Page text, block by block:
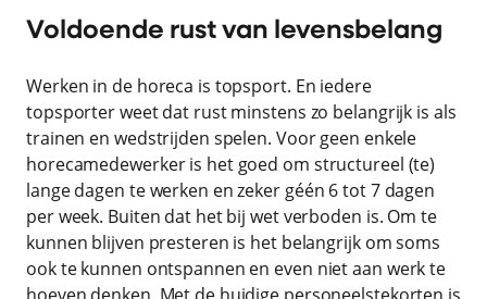
Voldoende rust van levensbelang
Werken in de horeca is topsport. En iedere
topsporter weet dat rust minstens zo belangrijk is als
trainen en wedstrijden spelen. Voor geen enkele
horecamedewerker is het goed om structureel (te)
lange dagen te werken en zeker géén 6 tot 7 dagen
per week. Buiten dat het bij wet verboden is. Om te
kunnen blijven presteren is het belangrijk om soms
ook te kunnen ontspannen en even niet aan werk te